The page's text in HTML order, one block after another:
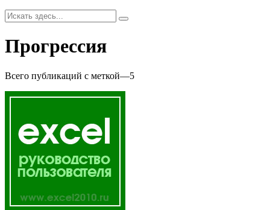
Прогрессия
Всего публикаций с меткой—5